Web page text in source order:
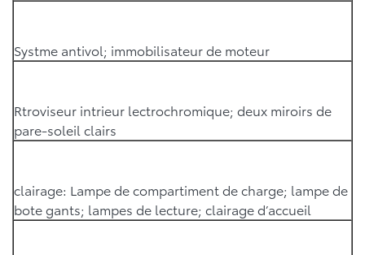
Systme antivol; immobilisateur de moteur
Rtroviseur intrieur lectrochromique; deux miroirs de
pare-soleil clairs
clairage: Lampe de compartiment de charge; lampe de
bote gants; lampes de lecture; clairage d’accueil